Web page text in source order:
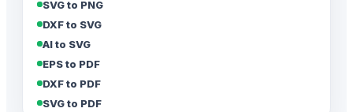
SVG to PNG
DXF to SVG
AI to SVG
EPS to PDF
DXF to PDF
SVG to PDF